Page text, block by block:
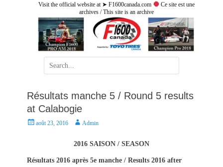
Visit the official website at ➤ F1600canada.com
Ce site est une
archives / This site is an archive
Search
for:
Résultats manche 5 / Round 5 results
at Calabogie
P
e
août 23, 2016
A
t
o
Admin
2016 SAISON / SEASON
Résultats 2016 après 5e manche / Results 2016 after